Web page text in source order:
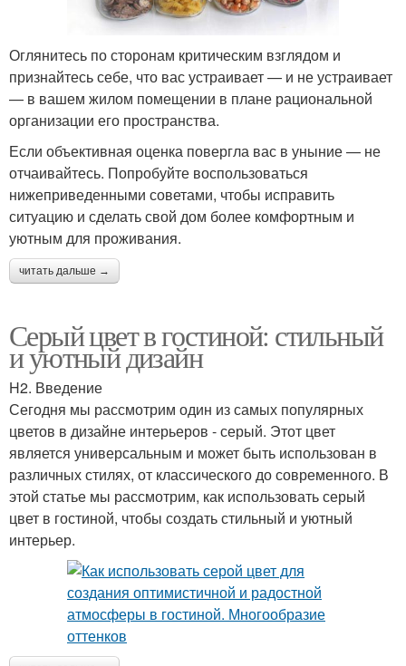
Оглянитесь по сторонам критическим взглядом и
признайтесь себе, что вас устраивает — и не устраивает
— в вашем жилом помещении в плане рациональной
организации его пространства.
Если объективная оценка повергла вас в уныние — не
отчаивайтесь. Попробуйте воспользоваться
нижеприведенными советами, чтобы исправить
ситуацию и сделать свой дом более комфортным и
уютным для проживания.
читать дальше →
Серый цвет в гостиной: стильный
и уютный дизайн
H2. Введение
Сегодня мы рассмотрим один из самых популярных
цветов в дизайне интерьеров - серый. Этот цвет
является универсальным и может быть использован в
различных стилях, от классического до современного. В
этой статье мы рассмотрим, как использовать серый
цвет в гостиной, чтобы создать стильный и уютный
интерьер.